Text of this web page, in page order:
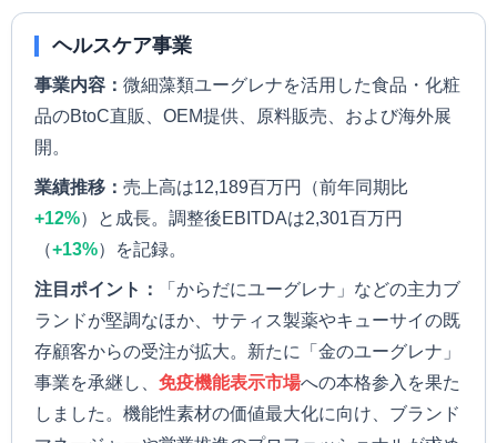
ヘルスケア事業
事業内容： 微細藻類ユーグレナを活用した食品・化粧
品のBtoC直販、OEM提供、原料販売、および海外展
開。
業績推移： 売上高は12,189百万円（前年同期比
+12%）と成長。調整後EBITDAは2,301百万円
（+13%）を記録。
注目ポイント：
「からだにユーグレナ」などの主力ブ
ランドが堅調なほか、サティス製薬やキューサイの既
存顧客からの受注が拡大。新たに「金のユーグレナ」
事業を承継し、 免疫機能表示市場への本格参入を果た
しました。機能性素材の価値最大化に向け、ブランド